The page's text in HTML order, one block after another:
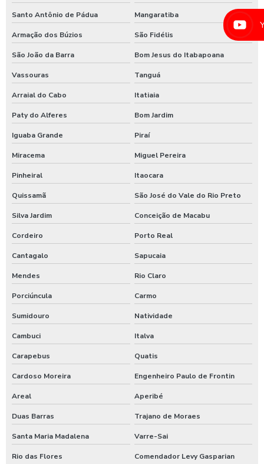
Higienização automotiva valor
Higienização de carros valor
Lava caminhões
Lava ônibus
Lava rápido self service em posto de gasolina
Lavador de ônibus preco
Lavadora de alta pressão com controle remoto
Lavadora de alta pressão para lavar caminhões
Lavadora de alta pressão para lavar ônibus
Lavadora automática de carros
Lavadora de ônibus
Lavadora profissional de caminhão 3 produtos
Lavadora self service de carros
Lavagem automática de carros
Lavagem automática de veículos
Lavagem de caminhão
Lavagem de caminhão equipamentos
Santo Antônio de Pádua Mangaratiba
Armação dos Búzios São Fidélis
São João da Barra Bom Jesus do Itabapoana
Vassouras Tanguá
Arraial do Cabo Itatiaia
Paty do Alferes Bom Jardim
Iguaba Grande Piraí
Miracema Miguel Pereira
Pinheiral Itaocara
Quissamã São José do Vale do Rio Preto
Silva Jardim Conceição de Macabu
Cordeiro Porto Real
Cantagalo Sapucaia
Mendes Rio Claro
Porciúncula Carmo
Sumidouro Natividade
Cambuci Italva
Carapebus Quatis
Cardoso Moreira Engenheiro Paulo de Frontin
Areal Aperibé
Duas Barras Trajano de Moraes
Santa Maria Madalena Varre-Sai
Rio das Flores Comendador Levy Gasparian